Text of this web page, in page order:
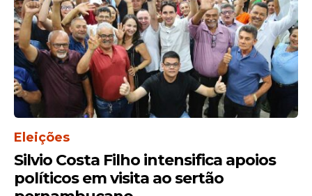
Com o objetivo de garantir melhor
escoamento das águas pluviais, foi
realizada uma abertura emergencial em
Eleições
Silvio Costa Filho intensifica apoios
políticos em visita ao sertão